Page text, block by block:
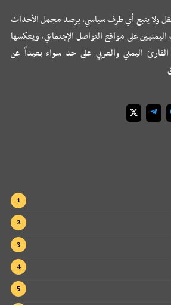
ولا يتبع أي طرف سياسي، يرصد مجمل الأحداث
على مواقع التواصل الإجتماعي، ويعكسها
اليمني والعربي على حد سواء بعيداً عن